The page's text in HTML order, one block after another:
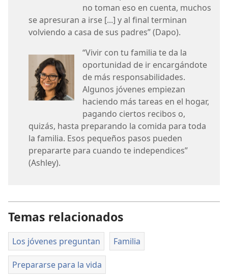
no toman eso en cuenta, muchos
se apresuran a irse [...] y al final terminan
volviendo a casa de sus padres” (Dapo).
“Vivir con tu familia te da la
oportunidad de ir encargándote
de más responsabilidades.
Algunos jóvenes empiezan
haciendo más tareas en el hogar,
pagando ciertos recibos o,
quizás, hasta preparando la comida para toda
la familia. Esos pequeños pasos pueden
prepararte para cuando te independices”
(Ashley).
Temas relacionados
Los jóvenes preguntan Familia
Prepararse para la vida